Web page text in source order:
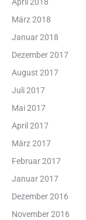
April 2018
März 2018
Januar 2018
Dezember 2017
August 2017
Juli 2017
Mai 2017
April 2017
März 2017
Februar 2017
Januar 2017
Dezember 2016
November 2016